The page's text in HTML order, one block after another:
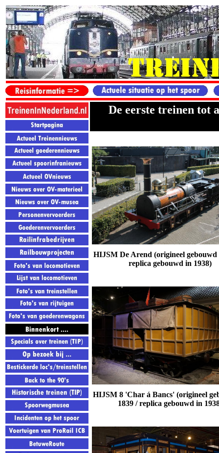
De eerste treinen tot
HIJSM De Arend (origineel
replica gebouwd in 1938)
HIJSM 8 'Char á Bancs'(origineel
1839 / replica gebouwd in